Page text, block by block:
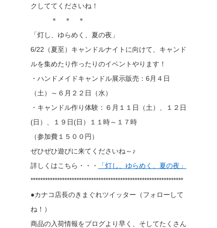
クしててくださいね！
＊ ＊ ＊
「灯し、ゆらめく、夏の夜」
6/22（夏至）キャンドルナイトに向けて、キャンド
ルを集めたり作ったりのイベントやります！
・ハンドメイドキャンドル展示販売：6月４日
（土）～６月２２日（水）
・キャンドル作り体験：６月１１日（土）、１２日
(日）、１９日(日）１１時～１７時
（参加費１５００円）
ぜひぜひ遊びに来てくださいね～♪
詳しくはこちら・・・
「灯し、ゆらめく、夏の夜」
***************************************************************
●カナコ店長のきまぐれツイッター（フォローして
ね！）
商品の入荷情報をブログより早く、そしてたくさん